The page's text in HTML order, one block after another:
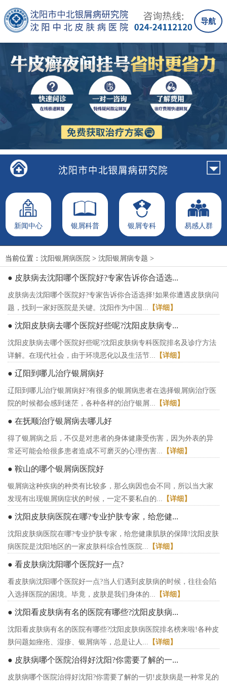
导航
新闻中心 银屑科普 银屑专科 易感人群
当前位置： 沈阳银屑病医院 > 沈阳银屑病专题 >
● 皮肤病去沈阳哪个医院好?专家告诉你合适选...
皮肤病去沈阳哪个医院好?专家告诉你合适选择!如果你遭遇皮肤病问
题，找到一家好医院是关键。沈阳作为中国...
【详细】
● 沈阳皮肤病去哪个医院好些呢?沈阳皮肤病专...
沈阳皮肤病去哪个医院好些呢?沈阳皮肤病专科医院排名及诊疗方法
详解。在现代社会，由于环境恶化以及生活节...
【详细】
● 辽阳到哪儿治疗银屑病好
辽阳到哪儿治疗银屑病好?有很多的银屑病患者在选择银屑病治疗医
院的时候都会感到迷茫，各种各样的治疗银屑...
【详细】
● 在抚顺治疗银屑病去哪儿好
得了银屑病之后，不仅是对患者的身体健康受伤害，因为外表的异
常还可能会给很多患者造成不可磨灭的心理伤害...
【详细】
● 鞍山的哪个银屑病医院好
银屑病这种疾病的种类有比较多，那么病因也会不同，所以当大家
发现有出现银屑病症状的时候，一定不要私自的...
【详细】
● 沈阳皮肤病医院在哪?专业护肤专家，给您健...
沈阳皮肤病医院在哪?专业护肤专家，给您健康肌肤的保障!沈阳皮肤
病医院是沈阳地区的一家皮肤科综合性医院...
【详细】
● 看皮肤病沈阳哪个医院好一点?
看皮肤病沈阳哪个医院好一点?当人们遇到皮肤病的时候，往往会陷
入选择医院的困境。毕竟，皮肤是我们身体的...
【详细】
● 沈阳看皮肤病有名的医院有哪些?沈阳皮肤病...
沈阳看皮肤病有名的医院有哪些?沈阳皮肤病医院排名榜来啦!各种皮
肤问题如痤疮、湿疹、银屑病等，总是让人...
【详细】
● 皮肤病哪个医院治得好沈阳?你需要了解的一...
皮肤病哪个医院治得好沈阳?你需要了解的一切!皮肤病是一种常见的